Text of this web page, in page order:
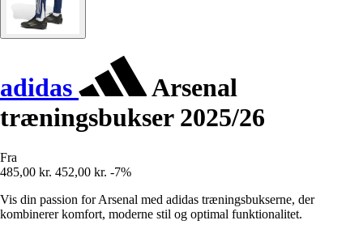
adidas
Arsenal
træningsbukser 2025/26
Fra
485,00 kr. 452,00 kr. -7%
Vis din passion for Arsenal med adidas træningsbukserne, der
kombinerer komfort, moderne stil og optimal funktionalitet.